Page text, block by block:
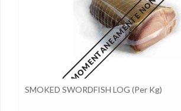
SMOKED SWORDFISH LOG (per Kg)